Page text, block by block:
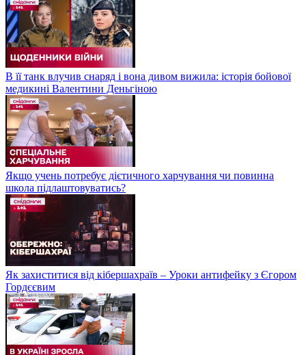
В її танк влучив снаряд і вона дивом вижила: історія бойової
медикині Валентини Деньгіною
Якщо учень потребує дієтичного харчування чи повинна
школа підлаштовуватись?
Як захиститися від кібершахраїв – Уроки антифейку з Єгором
Гордєєвим